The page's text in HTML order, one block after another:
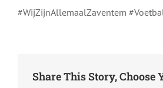
#WijZijnAllemaalZaventem
Share This Story, Choose